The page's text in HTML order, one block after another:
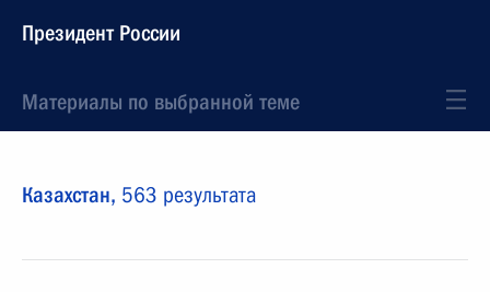
Президент России
Материалы по выбранной теме
Казахстан, 563 результата